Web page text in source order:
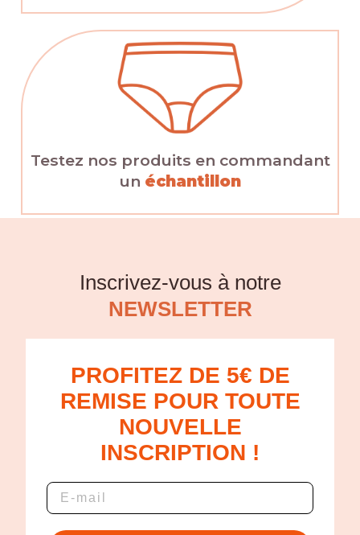
Testez nos produits en commandant
un échantillon
Inscrivez-vous à notre
NEWSLETTER
PROFITEZ DE 5€ DE
REMISE POUR TOUTE
NOUVELLE
INSCRIPTION !